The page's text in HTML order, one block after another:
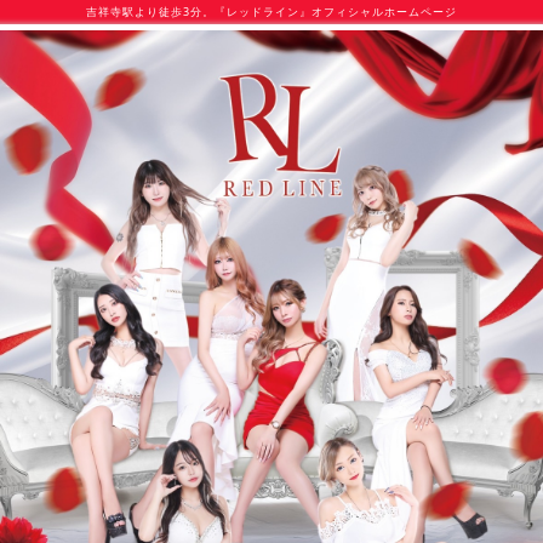
吉祥寺駅より徒歩3分。『レッドライン』オフィシャルホームページ